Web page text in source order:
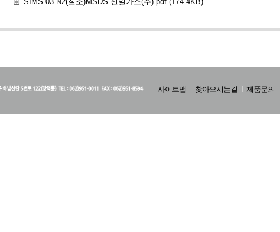
사이트맵 찾아오시는길 제품문의